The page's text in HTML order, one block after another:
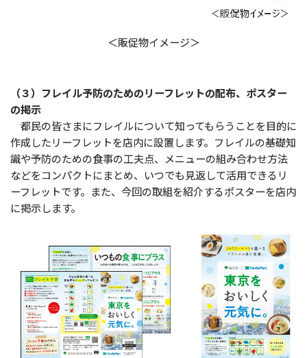
＜販促物イメージ＞
（３）フレイル予防のためのリーフレットの配布、ポスター
の掲示
都民の皆さまにフレイルについて知ってもらうことを目的に
作成したリーフレットを店内に設置します。フレイルの基礎知
識や予防のための食事の工夫点、メニューの組み合わせ方法
などをコンパクトにまとめ、いつでも見返して活用できるリ
ーフレットです。また、今回の取組を紹介するポスターを店内
に掲示します。